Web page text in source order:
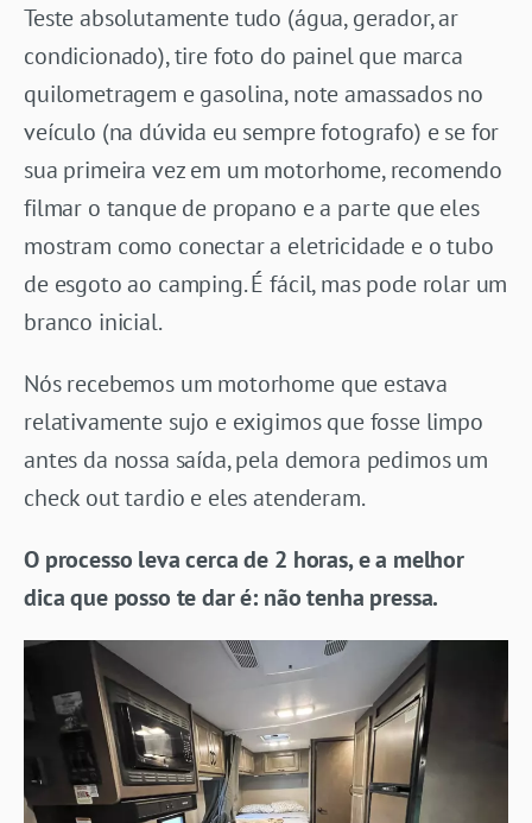
Teste absolutamente tudo (água, gerador, ar
condicionado), tire foto do painel que marca
quilometragem e gasolina, note amassados no
veículo (na dúvida eu sempre fotografo) e se for
sua primeira vez em um motorhome, recomendo
filmar o tanque de propano e a parte que eles
mostram como conectar a eletricidade e o tubo
de esgoto ao camping. É fácil, mas pode rolar um
branco inicial.
Nós recebemos um motorhome que estava
relativamente sujo e exigimos que fosse limpo
antes da nossa saída, pela demora pedimos um
check out tardio e eles atenderam.
O processo leva cerca de 2 horas, e a melhor
dica que posso te dar é: não tenha pressa.